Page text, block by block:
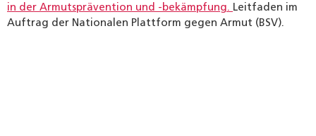
in der Armutsprävention und -bekämpfung. Leitfaden im
Auftrag der Nationalen Plattform gegen Armut (BSV).